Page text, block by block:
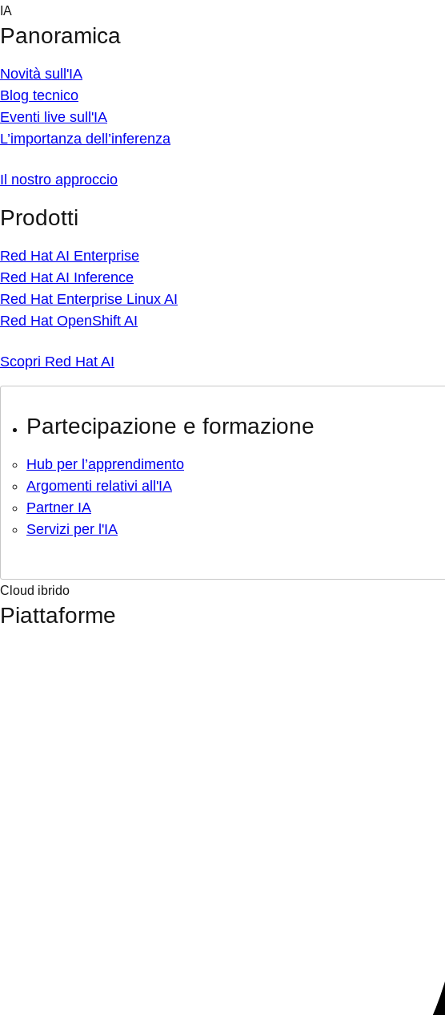
Skip
content
IA
Panoramica
Novità sull'IA
Blog tecnico
Eventi live sull'IA
L’importanza dell’inferenza
Il nostro approccio
Prodotti
Red Hat AI Enterprise
Red Hat AI Inference
Red Hat Enterprise Linux AI
Red Hat OpenShift AI
Scopri Red Hat AI
Partecipazione e formazione
Hub per l’apprendimento
Argomenti relativi all'IA
Partner IA
Servizi per l'IA
Cloud ibrido
Piattaforme